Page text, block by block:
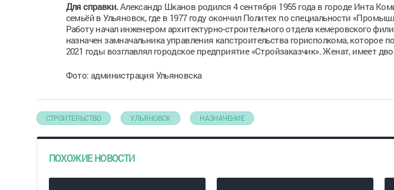
Для справки.Александр Шканов родился 4 сентября 1955 года в городе Инта
семьёй в Ульяновск, где в 1977 году окончил Политех по специальности
Работу начал инженером архитектурно-строительного отдела кемеровского
назначен замначальника управления капстроительства горисполкома, которое
2021 годы возглавлял городское предприятие «Стройзаказчик». Женат, имеет
Фото: администрация Ульяновска
СТРОИТЕЛЬСТВО УЛЬЯНОВСК НАЗНАЧЕНИЕ
ПОХОЖИЕ НОВОСТИ